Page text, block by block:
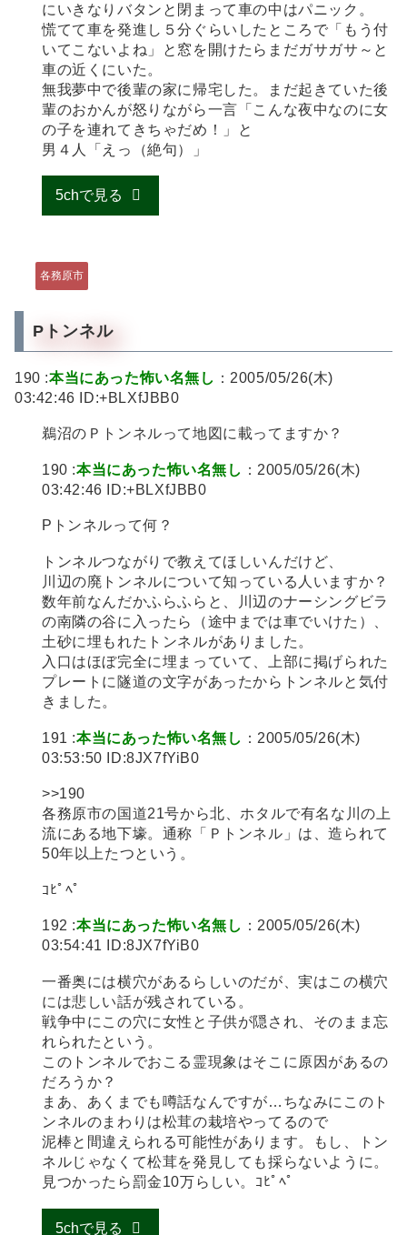
にいきなりバタンと閉まって車の中はパニック。
慌てて車を発進し５分ぐらいしたところで「もう付
いてこないよね」と窓を開けたらまだガサガサ～と
車の近くにいた。
無我夢中で後輩の家に帰宅した。まだ起きていた後
輩のおかんが怒りながら一言「こんな夜中なのに女
の子を連れてきちゃだめ！」と
男４人「えっ（絶句）」
5chで見る
各務原市
Pトンネル
190 :本当にあった怖い名無し ：2005/05/26(木)
03:42:46 ID:+BLXfJBB0
鵜沼のＰトンネルって地図に載ってますか？
190 :本当にあった怖い名無し ：2005/05/26(木)
03:42:46 ID:+BLXfJBB0
Pトンネルって何？
トンネルつながりで教えてほしいんだけど、
川辺の廃トンネルについて知っている人いますか？
数年前なんだかふらふらと、川辺のナーシングビラ
の南隣の谷に入ったら（途中までは車でいけた）、
土砂に埋もれたトンネルがありました。
入口はほぼ完全に埋まっていて、上部に掲げられた
プレートに隧道の文字があったからトンネルと気付
きました。
191 :本当にあった怖い名無し ：2005/05/26(木)
03:53:50 ID:8JX7fYiB0
>>190
各務原市の国道21号から北、ホタルで有名な川の上
流にある地下壕。通称「Ｐトンネル」は、造られて
50年以上たつという。
ｺﾋﾟﾍﾟ
192 :本当にあった怖い名無し ：2005/05/26(木)
03:54:41 ID:8JX7fYiB0
一番奥には横穴があるらしいのだが、実はこの横穴
には悲しい話が残されている。
戦争中にこの穴に女性と子供が隠され、そのまま忘
れられたという。
このトンネルでおこる霊現象はそこに原因があるの
だろうか？
まあ、あくまでも噂話なんですが…ちなみにこのト
ンネルのまわりは松茸の栽培やってるので
泥棒と間違えられる可能性があります。もし、トン
ネルじゃなくて松茸を発見しても採らないように。
見つかったら罰金10万らしい。ｺﾋﾟﾍﾟ
5chで見る